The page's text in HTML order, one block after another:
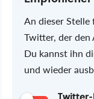
An dieser
Twitter, der den
Du kannst ihn
und wieder